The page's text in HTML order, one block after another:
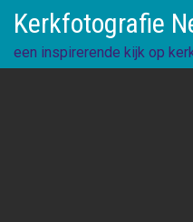
content
Kerkfotografie
een inspirerende kijk op